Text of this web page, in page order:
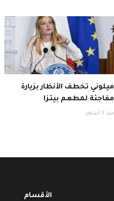
ميلوني تخطف الأنظار بزيارة
مفاجئة لمطعم بيتزا
منذ 3 أشهر
الأقسام